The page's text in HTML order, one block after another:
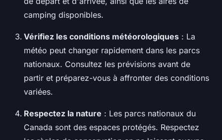
camping disponibles.
Vérifiez les conditions météorologiques : La
météo peut changer rapidement dans les parcs
nationaux. Consultez les prévisions avant de
partir et préparez-vous à affronter des conditions
variées.
Respectez la nature : Les parcs nationaux du
Canada sont des espaces protégés. Respectez